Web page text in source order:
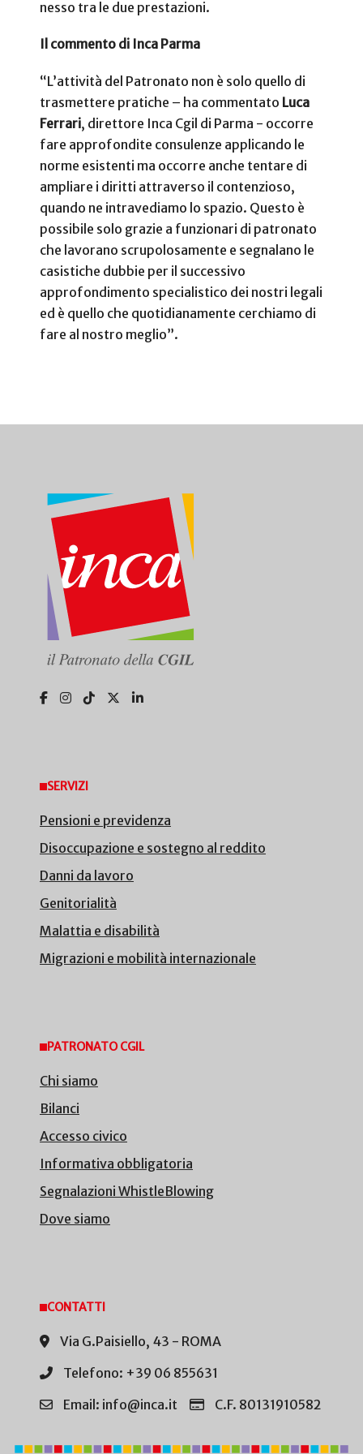
nesso tra le due prestazioni.
Il commento di Inca Parma
“L’attività del Patronato non è solo quello di
trasmettere pratiche – ha commentato Luca
Ferrari, direttore Inca Cgil di Parma - occorre
fare approfondite consulenze applicando le
norme esistenti ma occorre anche tentare di
ampliare i diritti attraverso il contenzioso,
quando ne intravediamo lo spazio. Questo è
possibile solo grazie a funzionari di patronato
che lavorano scrupolosamente e segnalano le
casistiche dubbie per il successivo
approfondimento specialistico dei nostri legali
ed è quello che quotidianamente cerchiamo di
fare al nostro meglio”.
SERVIZI
Pensioni e previdenza
Disoccupazione e sostegno al reddito
Danni da lavoro
Genitorialità
Malattia e disabilità
Migrazioni e mobilità internazionale
PATRONATO CGIL
Chi siamo
Bilanci
Accesso civico
Informativa obbligatoria
Segnalazioni WhistleBlowing
Dove siamo
CONTATTI
Via G.Paisiello, 43 - ROMA
Telefono: +39 06 855631
Email: info@inca.it
C.F. 80131910582